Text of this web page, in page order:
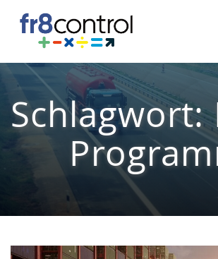
Schlagwort: